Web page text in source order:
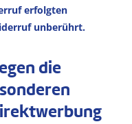
erfolgten
unberührt.
die